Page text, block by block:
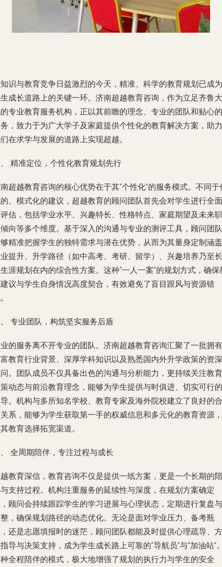
识与教育竞争日益激烈的今天，精准、科学的教育规划已成为
成长道路上的关键一环。济南超越教育咨询，作为立足齐鲁大
专业教育服务机构，正以其前瞻的理念、专业的团队和贴心的
，致力于为广大学子及家庭提供个性化的教育解决方案，助力
在求学与发展的道路上实现超越。
精准定位，个性化教育规划先行
超越教育咨询的核心优势在于其“个性化”的服务模式。不同于
、模式化的建议，超越教育的顾问团队首先会对学生进行全面
估，包括学业水平、兴趣特长、性格特点、家庭期望及未来职
向等多个维度。基于深入的沟通与专业的测评工具，顾问团队
精准把握学生的独特需求与潜在优势，从而为其量身定制涵盖
提升、升学路径（如中高考、考研、留学）、兴趣培养乃至长
涯规划在内的综合性方案。这种“一人一案”的规划方式，确保
议与学生自身情况高度契合，有效避免了盲目跟风与资源错
专业团队，构筑坚实服务后盾
的服务离不开专业的团队。济南超越教育咨询汇聚了一批拥有
教育行业背景、深厚学科知识以及熟悉国内外升学政策的资深
。团队成员不仅具备出色的沟通与分析能力，更持续关注教育
动态与前沿教育理念，能够为学生提供与时俱进、切实可行的
。机构与多所知名学校、教育专家及海外院校建立了良好的合
系，能够为学生获取第一手的权威信息和多元化的教育资源，
教育选择拓宽渠道。
全周期陪伴，专注过程与成长
教育深信，教育咨询不仅是提供一纸方案，更是一个长期的陪
支持过程。机构注重服务的延续性与深度，在规划方案确定
顾问会持续跟踪学生的学习进展与心理状态，定期进行复盘与
，确保规划路径的动态优化。无论是面对学业压力、备考瓶
还是志愿填报时的迷茫，顾问团队都能及时提供心理疏导、方
导与决策支持，成为学生成长路上可靠的“导航员”与“加油站”
全程陪伴的模式，极大地增强了规划的执行力与学生的安全